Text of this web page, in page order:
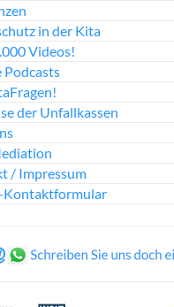
in der Kita
Videos!
Podcasts
der Unfallkassen
/ Impressum
Kontaktformular